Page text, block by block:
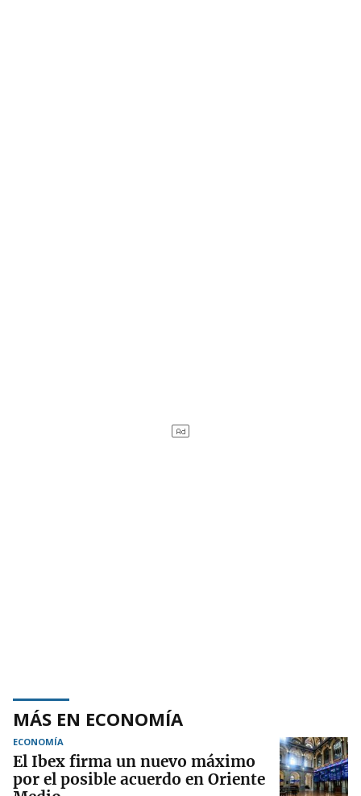
MÁS EN ECONOMÍA
ECONOMÍA
El Ibex firma un nuevo máximo
por el posible acuerdo en Oriente